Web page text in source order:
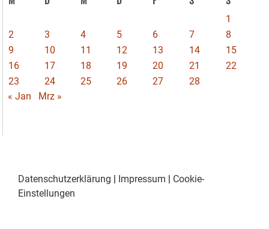
1
2
3 4 5 6 7
8
9
10 11 12 13 14
15
16
17 18 19 20 21
22
23
24 25 26 27
28
« Jan
Mrz »
Datenschutzerklärung Impressum
Cookie-
Einstellungen